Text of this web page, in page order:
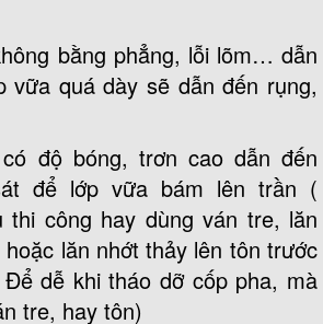
bằng phẳng, lỗi lõm… dẫn
vữa quá dày sẽ dẫn đến rụng,
độ bóng, trơn cao dẫn đến
để lớp vữa bám lên trần (
thi công hay dùng ván tre, lăn
lăn nhớt thảy lên tôn trước
dễ khi tháo dỡ cốp pha, mà
tre, hay tôn)